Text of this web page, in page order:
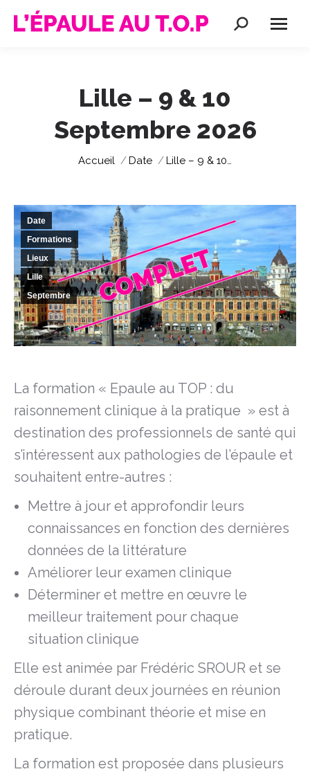
Recherche
Lille – 9 & 10
Septembre 2026
Vous êtes ici :
Accueil Date Lille – 9 & 10…
Date
Formations
Lieux
Lille
Septembre
La formation « Epaule au TOP : du
raisonnement clinique à la pratique » est à
destination des professionnels de santé qui
s’intéressent aux pathologies de l’épaule et
souhaitent entre-autres :
Mettre à jour et approfondir leurs
connaissances en fonction des dernières
données de la littérature
Améliorer leur examen clinique
Déterminer et mettre en œuvre le
meilleur traitement pour chaque
situation clinique
Elle est animée par Frédéric SROUR et se
déroule durant deux journées en réunion
physique combinant théorie et mise en
pratique.
La formation est proposée dans plusieurs